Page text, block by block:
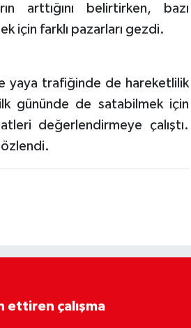
arttığını belirtirken, bazı
için farklı pazarları gezdi.
yaya trafiğinde de hareketlilik
ilk gününde de satabilmek için
değerlendirmeye çalıştı.
ettiren çalışma